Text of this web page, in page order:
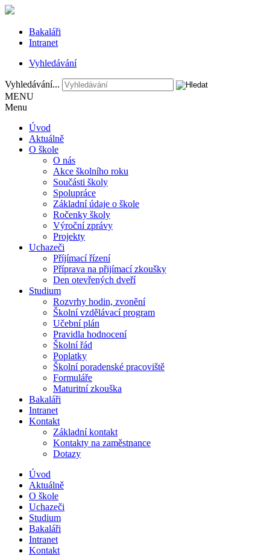
Bakaláři
Intranet
Vyhledávání
Vyhledávání...
MENU
Menu
Úvod
Aktuálně
O škole
O nás
Akce školního roku
Součásti školy
Spolupráce
Základní údaje o škole
Ročenky školy
Výroční zprávy
Projekty
Uchazeči
Příjímací řízení
Příprava na přijímací zkoušky
Den otevřených dveří
Studium
Rozvrhy hodin, zvonění
Školní vzdělávací program
Učební plán
Pravidla hodnocení
Školní řád
Poplatky
Školní poradenské pracoviště
Formuláře
Maturitní zkouška
Bakaláři
Intranet
Kontakt
Základní kontakt
Kontakty na zaměstnance
Dotazy
Úvod
Aktuálně
O škole
Uchazeči
Studium
Bakaláři
Intranet
Kontakt